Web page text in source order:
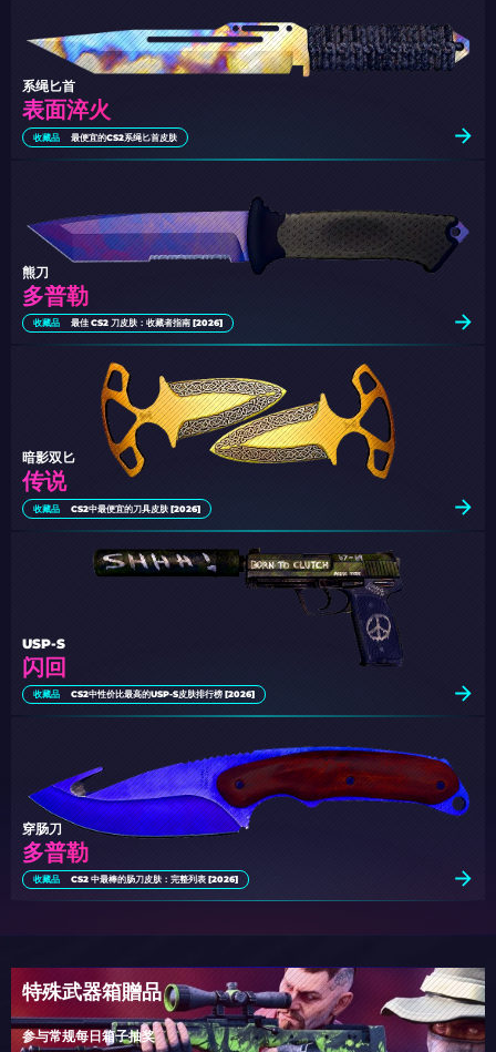
表面淬火
系绳匕首
收藏品 最便宜的CS2系绳匕首皮肤
多普勒
熊刀
收藏品 最佳 CS2 刀皮肤：收藏者指南 [2026]
传说
暗影双匕
收藏品 CS2中最便宜的刀具皮肤 [2026]
闪回
USP-S
收藏品 CS2中性价比最高的USP-S皮肤排行榜 [2026]
多普勒
穿肠刀
收藏品 CS2 中最棒的肠刀皮肤：完整列表 [2026]
特殊武器箱贈品
参与常规每日箱子抽奖